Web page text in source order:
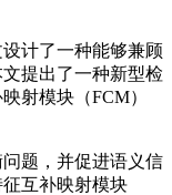
计了一种能够兼顾
提出了一种新型检
射模块（FCM）
题，并促进语义信
互补映射模块